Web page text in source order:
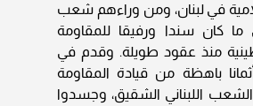
في لبنان، ومن وراءهم شعب
ما كان سندا ورفيقا للمقاومة
منذ عقود طويلة. وقدم في
باهظة من قيادة المقاومة
الشعب اللبناني الشقيق، وجسدوا